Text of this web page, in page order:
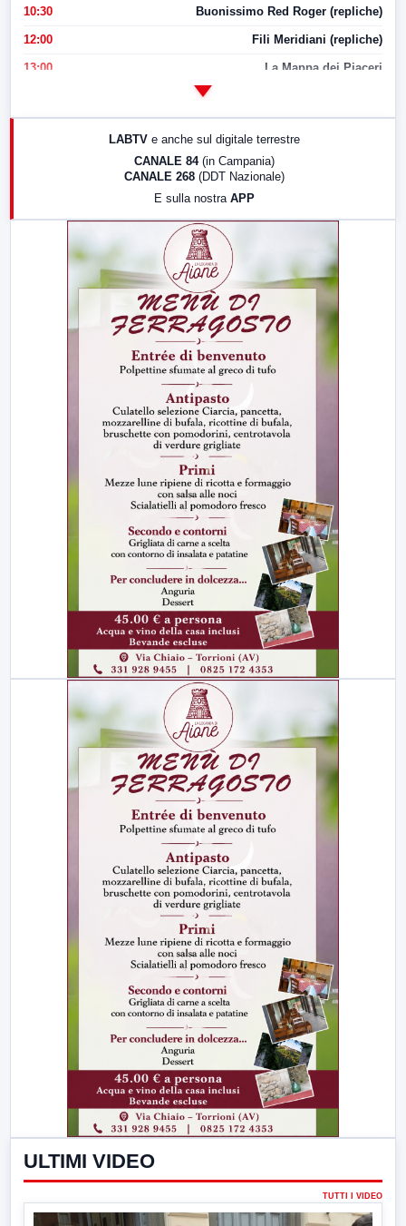
10:30 Buonissimo Red Roger (repliche)
12:00 Fili Meridiani (repliche)
13:00 La Mappa dei Piaceri
LABTV e anche sul digitale terrestre
CANALE 84 (in Campania)
CANALE 268 (DDT Nazionale)
E sulla nostra APP
ULTIMI VIDEO
TUTTI I VIDEO